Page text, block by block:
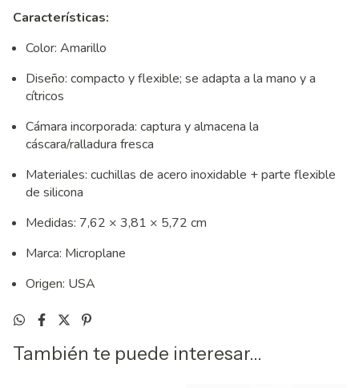
Características:
Color: Amarillo
Diseño: compacto y flexible; se adapta a la mano y a
cítricos
Cámara incorporada: captura y almacena la
cáscara/ralladura fresca
Materiales: cuchillas de acero inoxidable + parte flexible
de silicona
Medidas: 7,62 × 3,81 × 5,72 cm
Marca: Microplane
Origen: USA
También te puede interesar...